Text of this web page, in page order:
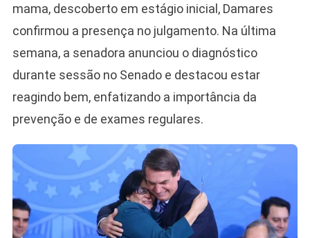
mama, descoberto em estágio inicial, Damares
confirmou a presença no julgamento. Na última
semana, a senadora anunciou o diagnóstico
durante sessão no Senado e destacou estar
reagindo bem, enfatizando a importância da
prevenção e de exames regulares.